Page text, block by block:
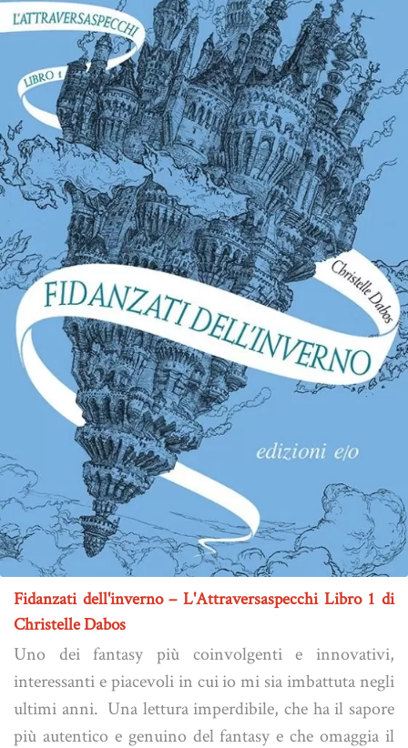
Fidanzati dell'inverno – L'Attraversaspecchi Libro 1 di
Christelle Dabos
Uno dei fantasy più coinvolgenti e innovativi,
interessanti e piacevoli in cui io mi sia imbattuta negli
ultimi anni. Una lettura imperdibile, che ha il sapore
più autentico e genuino del fantasy e che omaggia il